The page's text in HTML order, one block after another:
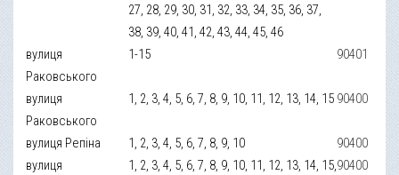
27, 28, 29, 30, 31, 32, 33, 34, 35, 36, 37,
38, 39, 40, 41, 42, 43, 44, 45, 46
вулиця
Раковського
1-15 90401
вулиця
Раковського
1, 2, 3, 4, 5, 6, 7, 8, 9, 10, 11, 12, 13, 14, 15 90400
вулиця Репіна 1, 2, 3, 4, 5, 6, 7, 8, 9, 10
90400
вулиця
1, 2, 3, 4, 5, 6, 7, 8, 9, 10, 11, 12, 13, 14, 15,90400